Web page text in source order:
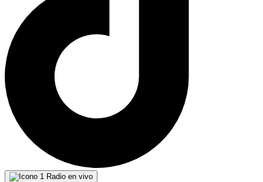
Radio en vivo